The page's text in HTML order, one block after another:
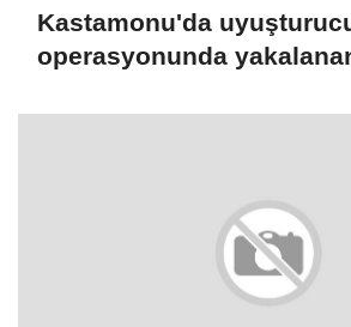
Kastamonu'da
operasyonunda